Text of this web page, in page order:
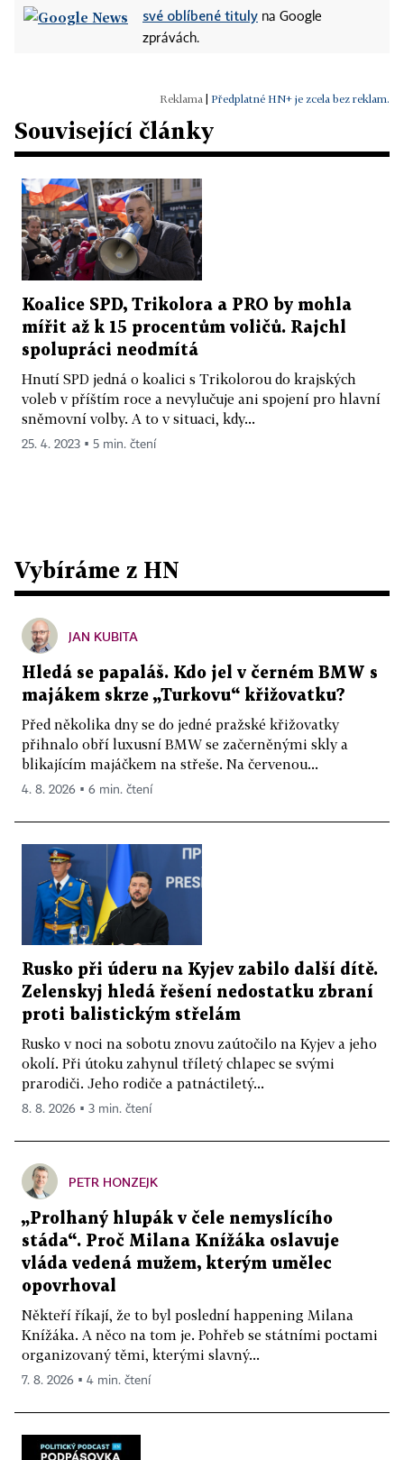
své oblíbené tituly na Google
zprávách.
Předplatné HN+ je zcela bez reklam.
Související články
Koalice SPD, Trikolora a PRO by mohla
mířit až k 15 procentům voličů. Rajchl
spolupráci neodmítá
Hnutí SPD jedná o koalici s Trikolorou do krajských
voleb v příštím roce a nevylučuje ani spojení pro hlavní
sněmovní volby. A to v situaci, kdy...
25. 4. 2023 ▪ 5 min. čtení
Vybíráme z HN
JAN KUBITA
Hledá se papaláš. Kdo jel v černém BMW s
majákem skrze „Turkovu“ křižovatku?
Před několika dny se do jedné pražské křižovatky
přihnalo obří luxusní BMW se začerněnými skly a
blikajícím majáčkem na střeše. Na červenou...
4. 8. 2026 ▪ 6 min. čtení
Rusko při úderu na Kyjev zabilo další dítě.
Zelenskyj hledá řešení nedostatku zbraní
proti balistickým střelám
Rusko v noci na sobotu znovu zaútočilo na Kyjev a jeho
okolí. Při útoku zahynul tříletý chlapec se svými
prarodiči. Jeho rodiče a patnáctiletý...
8. 8. 2026 ▪ 3 min. čtení
PETR HONZEJK
„Prolhaný hlupák v čele nemyslícího
stáda“. Proč Milana Knížáka oslavuje
vláda vedená mužem, kterým umělec
opovrhoval
Někteří říkají, že to byl poslední happening Milana
Knížáka. A něco na tom je. Pohřeb se státními poctami
organizovaný těmi, kterými slavný...
7. 8. 2026 ▪ 4 min. čtení